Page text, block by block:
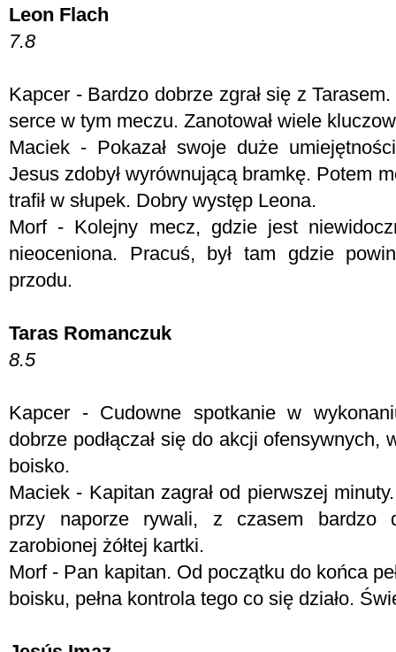
Leon Flach
7.8
Kapcer - Bardzo dobrze zgrał się z
serce w tym meczu. Zanotował wiele
Maciek - Pokazał swoje duże
Jesus zdobył wyrównującą bramkę. Potem
trafił w słupek. Dobry występ Leona.
Morf - Kolejny mecz, gdzie jest
nieoceniona. Pracuś, był tam gdzie
przodu.
Taras Romanczuk
8.5
Kapcer - Cudowne spotkanie w
dobrze podłączał się do akcji ofensywnych,
boisko.
Maciek - Kapitan zagrał od pierwszej
przy naporze rywali, z czasem bardzo
zarobionej żółtej kartki.
Morf - Pan kapitan. Od początku do końca
boisku, pełna kontrola tego co się działo.